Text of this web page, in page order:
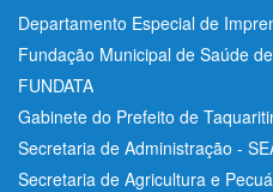
Departamento Especial de
Fundação Municipal de Saúde
FUNDATA
Gabinete do Prefeito de
Secretaria de Administração -
Secretaria de Agricultura e